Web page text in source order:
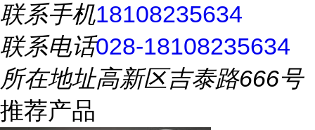
联系手机18108235634
联系电话028-18108235634
所在地址高新区吉泰路666号
推荐产品